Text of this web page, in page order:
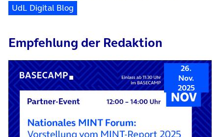
UdL Digital Blog
Empfehlung der Redaktion
26.
Nov.
2025